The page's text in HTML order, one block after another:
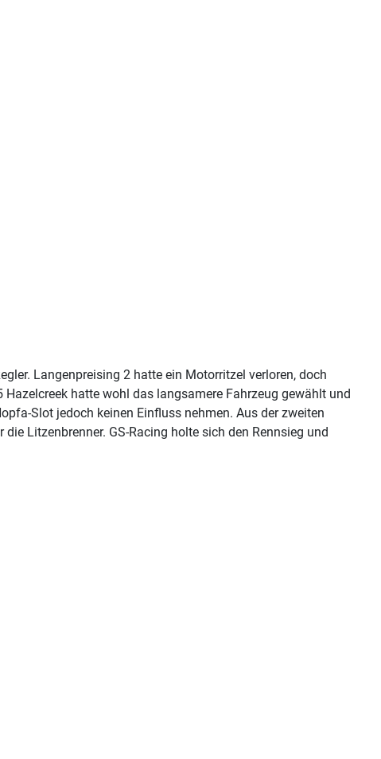
Langenpreising 2 hatte ein Motorritzel verloren, doch
hatte wohl das langsamere Fahrzeug gewählt und
Slot jedoch keinen Einfluss nehmen. Aus der zweiten
Litzenbrenner. GS-Racing holte sich den Rennsieg und